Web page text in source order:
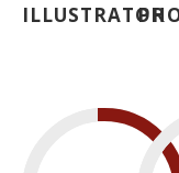
ILLUSTRATOR